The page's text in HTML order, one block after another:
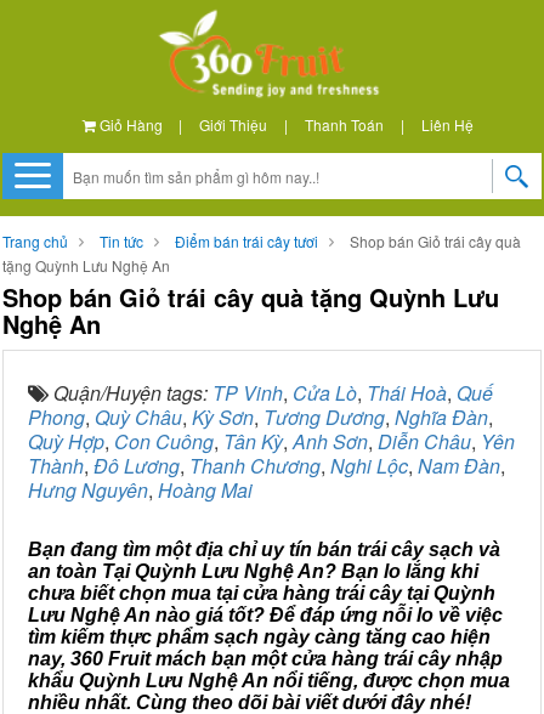
Giỏ Hàng | Giới Thiệu | Thanh Toán | Liên Hệ
Trang chủ Tin tức Điểm bán trái cây tươi
Shop bán Giỏ trái cây quà
tặng Quỳnh Lưu Nghệ An
Shop bán Giỏ trái cây quà tặng Quỳnh Lưu
Nghệ An
Quận/Huyện tags: TP Vinh, Cửa Lò, Thái Hoà, Quế
Phong, Quỳ Châu, Kỳ Sơn, Tương Dương, Nghĩa Đàn,
Quỳ Hợp, Con Cuông, Tân Kỳ,Anh Sơn, Diễn Châu, Yên
Thành, Đô Lương, Thanh Chương, Nghi Lộc, Nam Đàn,
Hưng Nguyên, Hoàng Mai
Bạn đang tìm một địa chỉ uy tín bán trái cây sạch và
an toàn Tại Quỳnh Lưu Nghệ An? Bạn lo lắng khi
chưa biết chọn mua tại cửa hàng trái cây tại Quỳnh
Lưu Nghệ An nào giá tốt? Để đáp ứng nỗi lo về việc
tìm kiếm thực phẩm sạch ngày càng tăng cao hiện
nay, 360 Fruit mách bạn một cửa hàng trái cây nhập
khẩu Quỳnh Lưu Nghệ An nổi tiếng, được chọn mua
nhiều nhất. Cùng theo dõi bài viết dưới đây nhé!